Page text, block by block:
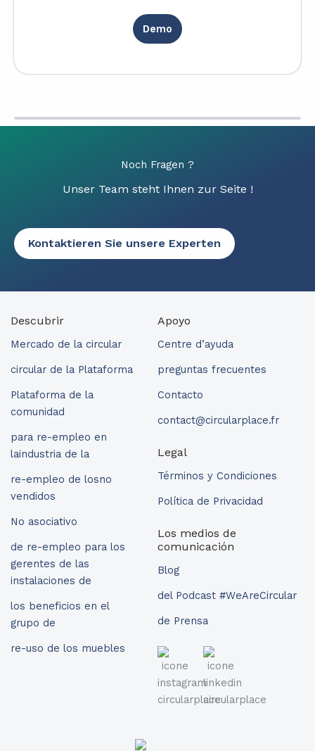
Demo
Noch Fragen ?
Unser Team steht Ihnen zur Seite !
Kontaktieren Sie unsere Experten
Descubrir
Mercado de la circular
circular de la Plataforma
Plataforma de la
comunidad
para re-empleo en
laindustria de la
re-empleo de losno
vendidos
No asociativo
de re-empleo para los
gerentes de las
instalaciones de
los beneficios en el
grupo de
re-uso de los muebles
Apoyo
Centre d’ayuda
preguntas frecuentes
Contacto
contact@circularplace.fr
Legal
Términos y Condiciones
Política de Privacidad
Los medios de
comunicación
Blog
del Podcast #WeAreCircular
de Prensa